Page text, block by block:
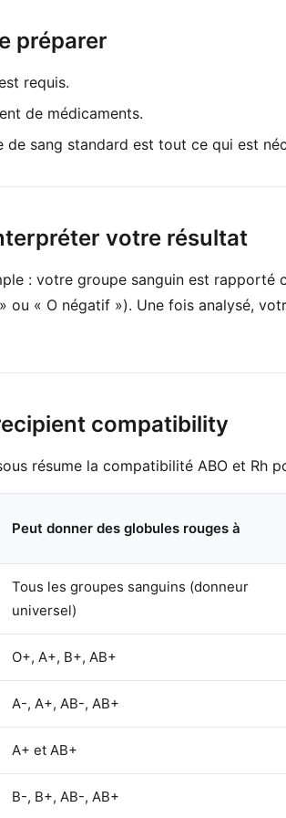
préparer
requis.
de médicaments.
de sang standard est tout ce qui est
votre résultat
: votre groupe sanguin est rapporté
ou « O négatif »). Une fois analysé,
compatibility
résume la compatibilité ABO et Rh
Peut donner des globules rouges à
Tous les groupes sanguins (donneur
universel)
O+, A+, B+, AB+
A-, A+, AB-, AB+
A+ et AB+
B-, B+, AB-, AB+